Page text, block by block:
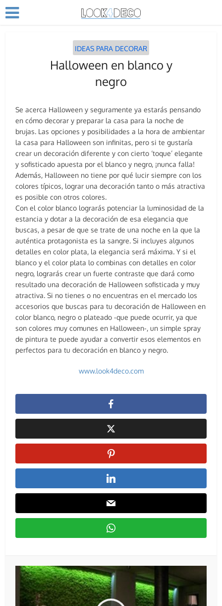
IDEAS PARA DECORAR
Halloween en blanco y
negro
Se acerca Halloween y seguramente ya estarás pensando
en cómo decorar y preparar la casa para la noche de
brujas. Las opciones y posibilidades a la hora de ambientar
la casa para Halloween son infinitas, pero si te gustaría
crear un decoración diferente y con cierto ‘toque’ elegante
y sofisticado apuesta por el blanco y negro, ¡nunca falla!
Además, Halloween no tiene por qué lucir siempre con los
colores típicos, lograr una decoración tanto o más atractiva
es posible con otros colores.
Con el color blanco lograrás potenciar la luminosidad de la
estancia y dotar a la decoración de esa elegancia que
buscas, a pesar de que se trate de una noche en la que la
auténtica protagonista es la sangre. Si incluyes algunos
detalles en color plata, la elegancia será máxima. Y si el
blanco y el color plata lo combinas con detalles en color
negro, lograrás crear un fuerte contraste que dará como
resultado una decoración de Halloween sofisticada y muy
atractiva. Si no tienes o no encuentras en el mercado los
accesorios que buscas para tu decoración de Halloween en
color blanco, negro o plateado -que puede ocurrir, ya que
son colores muy comunes en Halloween-, un simple spray
de pintura te puede ayudar a convertir esos elementos en
perfectos para tu decoración en blanco y negro.
www.look4deco.com